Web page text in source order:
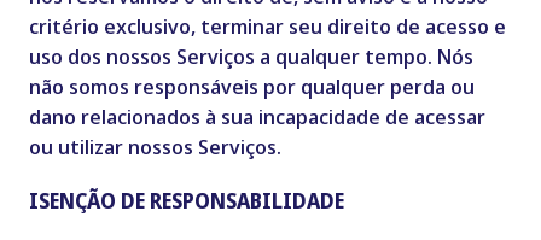
critério exclusivo, terminar seu direito de acesso e
uso dos nossos Serviços a qualquer tempo. Nós
não somos responsáveis por qualquer perda ou
dano relacionados à sua incapacidade de acessar
ou utilizar nossos Serviços.
ISENÇÃO DE RESPONSABILIDADE